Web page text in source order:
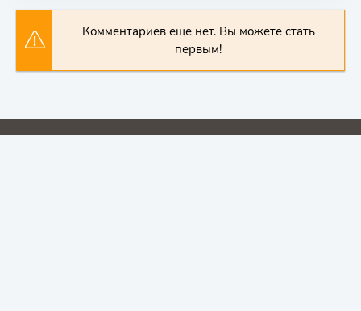
Комментариев еще нет. Вы можете стать
первым!